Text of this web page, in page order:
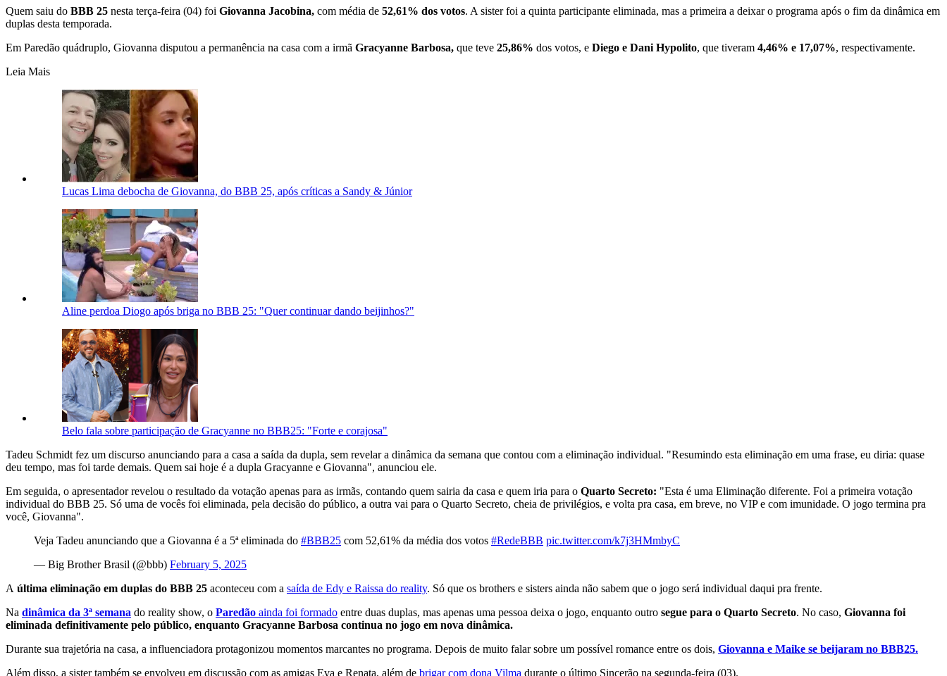
Quem saiu do BBB 25 nesta terça-feira (04) foi Giovanna Jacobina, com média de 52,61% dos votos. A sister foi a quinta participante eliminada, mas a primeira a deixar o programa após o fim da dinâmica em
duplas desta temporada.
Em Paredão quádruplo, Giovanna disputou a permanência na casa com a irmã Gracyanne Barbosa, que teve 25,86% dos votos, e Diego e Dani Hypolito, que tiveram 4,46% e 17,07%, respectivamente.
Leia Mais
Lucas Lima debocha de Giovanna, do BBB 25, após críticas a Sandy & Júnior
Aline perdoa Diogo após briga no BBB 25: "Quer continuar dando beijinhos?"
Belo fala sobre participação de Gracyanne no BBB25: "Forte e corajosa"
Tadeu Schmidt fez um discurso anunciando para a casa a saída da dupla, sem revelar a dinâmica da semana que contou com a eliminação individual. "Resumindo esta eliminação em uma frase, eu diria: quase
deu tempo, mas foi tarde demais. Quem sai hoje é a dupla Gracyanne e Giovanna", anunciou ele.
Em seguida, o apresentador revelou o resultado da votação apenas para as irmãs, contando quem sairia da casa e quem iria para o Quarto Secreto: "Esta é uma Eliminação diferente. Foi a primeira votação
individual do BBB 25. Só uma de vocês foi eliminada, pela decisão do público, a outra vai para o Quarto Secreto, cheia de privilégios, e volta pra casa, em breve, no VIP e com imunidade. O jogo termina pra
você, Giovanna".
Veja Tadeu anunciando que a Giovanna é a 5ª eliminada do #BBB25 com 52,61% da média dos votos #RedeBBB pic.twitter.com/k7j3HMmbyC
— Big Brother Brasil (@bbb) February 5, 2025
A última eliminação em duplas do BBB 25 aconteceu com a saída de Edy e Raissa do reality. Só que os brothers e sisters ainda não sabem que o jogo será individual daqui pra frente.
Na dinâmica da 3ª semana do reality show, o Paredão ainda foi formado entre duas duplas, mas apenas uma pessoa deixa o jogo, enquanto outro segue para o Quarto Secreto. No caso, Giovanna foi
eliminada definitivamente pelo público, enquanto Gracyanne Barbosa continua no jogo em nova dinâmica.
Durante sua trajetória na casa, a influenciadora protagonizou momentos marcantes no programa. Depois de muito falar sobre um possível romance entre os dois, Giovanna e Maike se beijaram no BBB25.
Além disso, a sister também se envolveu em discussão com as amigas Eva e Renata, além de brigar com dona Vilma durante o último Sincerão na segunda-feira (03).